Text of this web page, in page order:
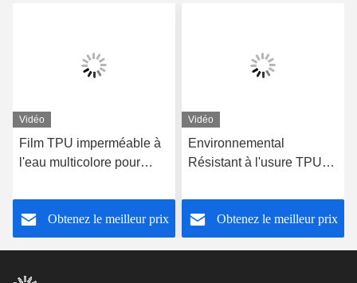
Vidéo
Film TPU imperméable à
l'eau multicolore pour
température -10°C-120°C
Obtenez le meilleur prix
Vidéo
Environnemental
Résistant à l'usure TPU
personnalisable
Obtenez le meilleur prix